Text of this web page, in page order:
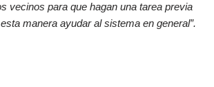
vecinos para que hagan una tarea previa
manera ayudar al sistema en general”.